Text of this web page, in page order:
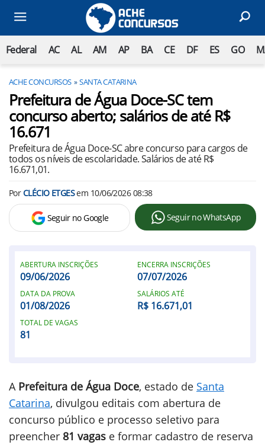
Federal AC AL AM AP BA CE DF ES GO
ACHE CONCURSOS SANTA CATARINA
Prefeitura de Água Doce-SC tem
concurso aberto; salários de até R$
16.671
Prefeitura de Água Doce-SC abre concurso para cargos de
todos os níveis de escolaridade. Salários de até R$
16.671,01.
PorCLÉCIO ETGESem 10/06/2026 08:38
Seguir no Google Seguir no WhatsApp
A Prefeitura de Água Doce, estado de Santa
Catarina, divulgou editais com abertura de
concurso público e processo seletivo para
preencher 81 vagas e formar cadastro de reserva
ABERTURA INSCRIÇÕES
09/06/2026
ENCERRA INSCRIÇÕES
07/07/2026
DATA DA PROVA
01/08/2026
SALÁRIOS ATÉ
R$ 16.671,01
TOTAL DE VAGAS
81